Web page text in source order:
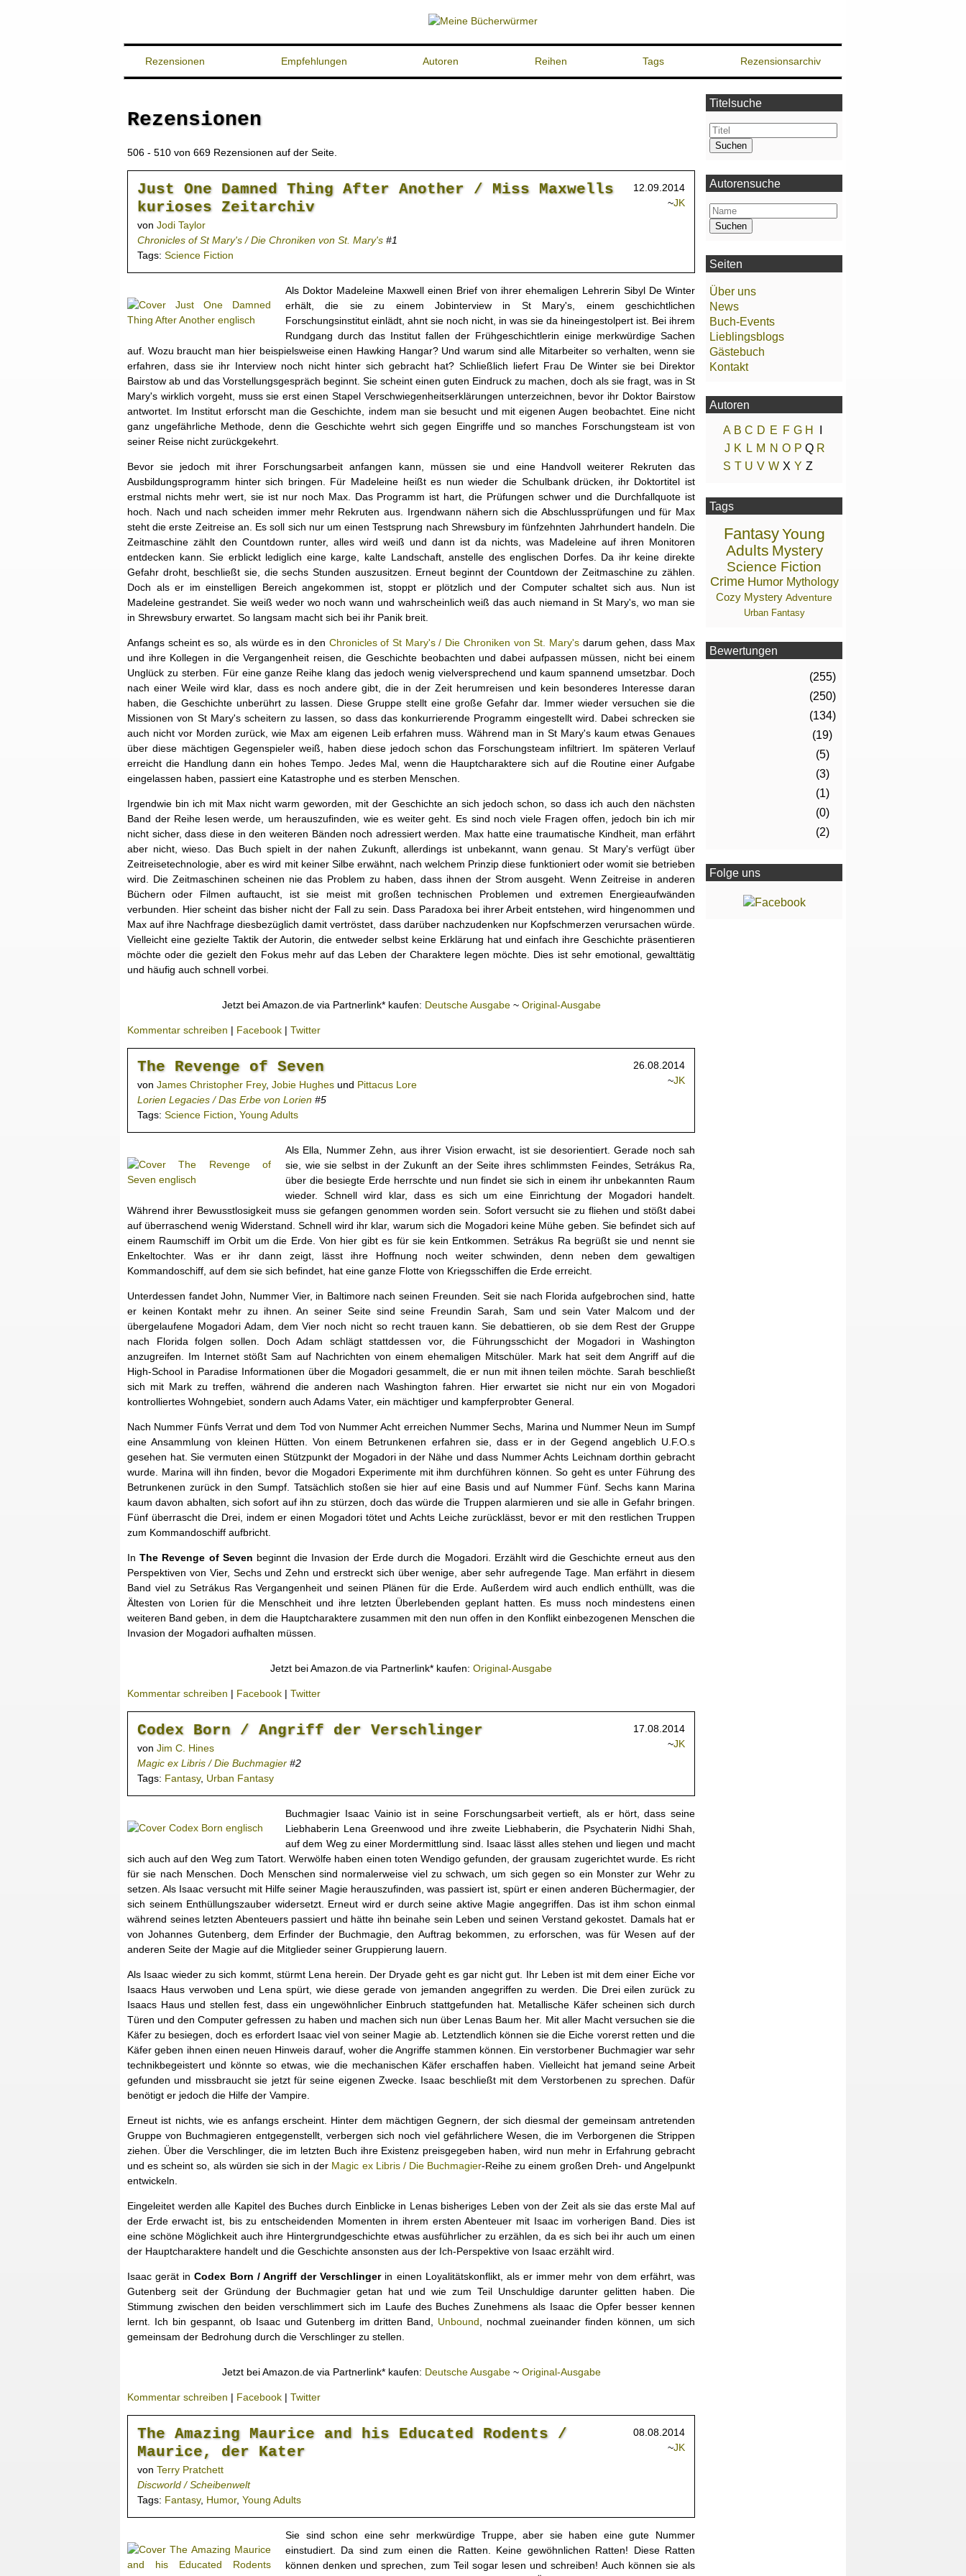
Rezensionen Empfehlungen Autoren Reihen Tags Rezensionsarchiv
Rezensionen
506 - 510 von 669 Rezensionen auf der Seite.
Just One Damned Thing After Another / Miss Maxwells
kurioses Zeitarchiv
von Jodi Taylor
Chronicles of St Mary's / Die Chroniken von St. Mary's #1
Tags: Science Fiction
12.09.2014
~JK
Als Doktor Madeleine Maxwell einen Brief von ihrer ehemaligen Lehrerin Sibyl De Winter
erhält, die sie zu einem Jobinterview in St Mary's, einem geschichtlichen
Forschungsinstitut einlädt, ahnt sie noch nicht, in was sie da hineingestolpert ist. Bei ihrem
Rundgang durch das Institut fallen der Frühgeschichtlerin einige merkwürdige Sachen
auf. Wozu braucht man hier beispielsweise einen Hawking Hangar? Und warum sind alle Mitarbeiter so verhalten, wenn sie
erfahren, dass sie ihr Interview noch nicht hinter sich gebracht hat? Schließlich liefert Frau De Winter sie bei Direktor
Bairstow ab und das Vorstellungsgespräch beginnt. Sie scheint einen guten Eindruck zu machen, doch als sie fragt, was in St
Mary's wirklich vorgeht, muss sie erst einen Stapel Verschwiegenheitserklärungen unterzeichnen, bevor ihr Doktor Bairstow
antwortet. Im Institut erforscht man die Geschichte, indem man sie besucht und mit eigenen Augen beobachtet. Eine nicht
ganz ungefährliche Methode, denn die Geschichte wehrt sich gegen Eingriffe und so manches Forschungsteam ist von
seiner Reise nicht zurückgekehrt.
Bevor sie jedoch mit ihrer Forschungsarbeit anfangen kann, müssen sie und eine Handvoll weiterer Rekruten das
Ausbildungsprogramm hinter sich bringen. Für Madeleine heißt es nun wieder die Schulbank drücken, ihr Doktortitel ist
erstmal nichts mehr wert, sie ist nur noch Max. Das Programm ist hart, die Prüfungen schwer und die Durchfallquote ist
hoch. Nach und nach scheiden immer mehr Rekruten aus. Irgendwann nähern sich die Abschlussprüfungen und für Max
steht die erste Zeitreise an. Es soll sich nur um einen Testsprung nach Shrewsbury im fünfzehnten Jahrhundert handeln. Die
Zeitmaschine zählt den Countdown runter, alles wird weiß und dann ist da nichts, was Madeleine auf ihren Monitoren
entdecken kann. Sie erblickt lediglich eine karge, kalte Landschaft, anstelle des englischen Dorfes. Da ihr keine direkte
Gefahr droht, beschließt sie, die sechs Stunden auszusitzen. Erneut beginnt der Countdown der Zeitmaschine zu zählen.
Doch als er im einstelligen Bereich angekommen ist, stoppt er plötzlich und der Computer schaltet sich aus. Nun ist
Madeleine gestrandet. Sie weiß weder wo noch wann und wahrscheinlich weiß das auch niemand in St Mary's, wo man sie
in Shrewsbury erwartet. So langsam macht sich bei ihr Panik breit.
Anfangs scheint es so, als würde es in den Chronicles of St Mary's / Die Chroniken von St. Mary's darum gehen, dass Max
und ihre Kollegen in die Vergangenheit reisen, die Geschichte beobachten und dabei aufpassen müssen, nicht bei einem
Unglück zu sterben. Für eine ganze Reihe klang das jedoch wenig vielversprechend und kaum spannend umsetzbar. Doch
nach einer Weile wird klar, dass es noch andere gibt, die in der Zeit herumreisen und kein besonderes Interesse daran
haben, die Geschichte unberührt zu lassen. Diese Gruppe stellt eine große Gefahr dar. Immer wieder versuchen sie die
Missionen von St Mary's scheitern zu lassen, so dass das konkurrierende Programm eingestellt wird. Dabei schrecken sie
auch nicht vor Morden zurück, wie Max am eigenen Leib erfahren muss. Während man in St Mary's kaum etwas Genaues
über diese mächtigen Gegenspieler weiß, haben diese jedoch schon das Forschungsteam infiltriert. Im späteren Verlauf
erreicht die Handlung dann ein hohes Tempo. Jedes Mal, wenn die Hauptcharaktere sich auf die Routine einer Aufgabe
eingelassen haben, passiert eine Katastrophe und es sterben Menschen.
Irgendwie bin ich mit Max nicht warm geworden, mit der Geschichte an sich jedoch schon, so dass ich auch den nächsten
Band der Reihe lesen werde, um herauszufinden, wie es weiter geht. Es sind noch viele Fragen offen, jedoch bin ich mir
nicht sicher, dass diese in den weiteren Bänden noch adressiert werden. Max hatte eine traumatische Kindheit, man erfährt
aber nicht, wieso. Das Buch spielt in der nahen Zukunft, allerdings ist unbekannt, wann genau. St Mary's verfügt über
Zeitreisetechnologie, aber es wird mit keiner Silbe erwähnt, nach welchem Prinzip diese funktioniert oder womit sie betrieben
wird. Die Zeitmaschinen scheinen nie das Problem zu haben, dass ihnen der Strom ausgeht. Wenn Zeitreise in anderen
Büchern oder Filmen auftaucht, ist sie meist mit großen technischen Problemen und extremen Energieaufwänden
verbunden. Hier scheint das bisher nicht der Fall zu sein. Dass Paradoxa bei ihrer Arbeit entstehen, wird hingenommen und
Max auf ihre Nachfrage diesbezüglich damit vertröstet, dass darüber nachzudenken nur Kopfschmerzen verursachen würde.
Vielleicht eine gezielte Taktik der Autorin, die entweder selbst keine Erklärung hat und einfach ihre Geschichte präsentieren
möchte oder die gezielt den Fokus mehr auf das Leben der Charaktere legen möchte. Dies ist sehr emotional, gewalttätig
und häufig auch schnell vorbei.
Jetzt bei Amazon.de via Partnerlink* kaufen: Deutsche Ausgabe~ Original-Ausgabe
Kommentar schreiben | Facebook | Twitter
The Revenge of Seven
von James Christopher Frey, Jobie Hughes und Pittacus Lore
Lorien Legacies / Das Erbe von Lorien #5
Tags: Science Fiction Young Adults
26.08.2014
~JK
Als Ella, Nummer Zehn, aus ihrer Vision erwacht, ist sie desorientiert. Gerade noch sah
sie, wie sie selbst in der Zukunft an der Seite ihres schlimmsten Feindes, Setrákus Ra,
über die besiegte Erde herrschte und nun findet sie sich in einem ihr unbekannten Raum
wieder. Schnell wird klar, dass es sich um eine Einrichtung der Mogadori handelt.
Während ihrer Bewusstlosigkeit muss sie gefangen genommen worden sein. Sofort versucht sie zu fliehen und stößt dabei
auf überraschend wenig Widerstand. Schnell wird ihr klar, warum sich die Mogadori keine Mühe geben. Sie befindet sich auf
einem Raumschiff im Orbit um die Erde. Von hier gibt es für sie kein Entkommen. Setrákus Ra begrüßt sie und nennt sie
Enkeltochter. Was er ihr dann zeigt, lässt ihre Hoffnung noch weiter schwinden, denn neben dem gewaltigen
Kommandoschiff, auf dem sie sich befindet, hat eine ganze Flotte von Kriegsschiffen die Erde erreicht.
Unterdessen fandet John, Nummer Vier, in Baltimore nach seinen Freunden. Seit sie nach Florida aufgebrochen sind, hatte
er keinen Kontakt mehr zu ihnen. An seiner Seite sind seine Freundin Sarah, Sam und sein Vater Malcom und der
übergelaufene Mogadori Adam, dem Vier noch nicht so recht trauen kann. Sie debattieren, ob sie dem Rest der Gruppe
nach Florida folgen sollen. Doch Adam schlägt stattdessen vor, die Führungsschicht der Mogadori in Washington
anzugreifen. Im Internet stößt Sam auf Nachrichten von einem ehemaligen Mitschüler. Mark hat seit dem Angriff auf die
High-School in Paradise Informationen über die Mogadori gesammelt, die er nun mit ihnen teilen möchte. Sarah beschließt
sich mit Mark zu treffen, während die anderen nach Washington fahren. Hier erwartet sie nicht nur ein von Mogadori
kontrolliertes Wohngebiet, sondern auch Adams Vater, ein mächtiger und kampferprobter General.
Nach Nummer Fünfs Verrat und dem Tod von Nummer Acht erreichen Nummer Sechs, Marina und Nummer Neun im Sumpf
eine Ansammlung von kleinen Hütten. Von einem Betrunkenen erfahren sie, dass er in der Gegend angeblich U.F.O.s
gesehen hat. Sie vermuten einen Stützpunkt der Mogadori in der Nähe und dass Nummer Achts Leichnam dorthin gebracht
wurde. Marina will ihn finden, bevor die Mogadori Experimente mit ihm durchführen können. So geht es unter Führung des
Betrunkenen zurück in den Sumpf. Tatsächlich stoßen sie hier auf eine Basis und auf Nummer Fünf. Sechs kann Marina
kaum davon abhalten, sich sofort auf ihn zu stürzen, doch das würde die Truppen alarmieren und sie alle in Gefahr bringen.
Fünf überrascht die Drei, indem er einen Mogadori tötet und Achts Leiche zurücklässt, bevor er mit den restlichen Truppen
zum Kommandoschiff aufbricht.
InThe Revenge of Seven beginnt die Invasion der Erde durch die Mogadori. Erzählt wird die Geschichte erneut aus den
Perspektiven von Vier, Sechs und Zehn und erstreckt sich über wenige, aber sehr aufregende Tage. Man erfährt in diesem
Band viel zu Setrákus Ras Vergangenheit und seinen Plänen für die Erde. Außerdem wird auch endlich enthüllt, was die
Ältesten von Lorien für die Menschheit und ihre letzten Überlebenden geplant hatten. Es muss noch mindestens einen
weiteren Band geben, in dem die Hauptcharaktere zusammen mit den nun offen in den Konflikt einbezogenen Menschen die
Invasion der Mogadori aufhalten müssen.
Jetzt bei Amazon.de via Partnerlink* kaufen: Original-Ausgabe
Kommentar schreiben | Facebook | Twitter
Codex Born / Angriff der Verschlinger
von Jim C. Hines
Magic ex Libris / Die Buchmagier #2
Tags: Fantasy, Urban Fantasy
17.08.2014
~JK
Buchmagier Isaac Vainio ist in seine Forschungsarbeit vertieft, als er hört, dass seine
Liebhaberin Lena Greenwood und ihre zweite Liebhaberin, die Psychaterin Nidhi Shah,
auf dem Weg zu einer Mordermittlung sind. Isaac lässt alles stehen und liegen und macht
sich auch auf den Weg zum Tatort. Werwölfe haben einen toten Wendigo gefunden, der grausam zugerichtet wurde. Es richt
für sie nach Menschen. Doch Menschen sind normalerweise viel zu schwach, um sich gegen so ein Monster zur Wehr zu
setzen. Als Isaac versucht mit Hilfe seiner Magie herauszufinden, was passiert ist, spürt er einen anderen Büchermagier, der
sich seinem Enthüllungszauber widersetzt. Erneut wird er durch seine aktive Magie angegriffen. Das ist ihm schon einmal
während seines letzten Abenteuers passiert und hätte ihn beinahe sein Leben und seinen Verstand gekostet. Damals hat er
von Johannes Gutenberg, dem Erfinder der Buchmagie, den Auftrag bekommen, zu erforschen, was für Wesen auf der
anderen Seite der Magie auf die Mitglieder seiner Gruppierung lauern.
Als Isaac wieder zu sich kommt, stürmt Lena herein. Der Dryade geht es gar nicht gut. Ihr Leben ist mit dem einer Eiche vor
Isaacs Haus verwoben und Lena spürt, wie diese gerade von jemanden angegriffen zu werden. Die Drei eilen zurück zu
Isaacs Haus und stellen fest, dass ein ungewöhnlicher Einbruch stattgefunden hat. Metallische Käfer scheinen sich durch
Türen und den Computer gefressen zu haben und machen sich nun über Lenas Baum her. Mit aller Macht versuchen sie die
Käfer zu besiegen, doch es erfordert Isaac viel von seiner Magie ab. Letztendlich können sie die Eiche vorerst retten und die
Käfer geben ihnen einen neuen Hinweis darauf, woher die Angriffe stammen können. Ein verstorbener Buchmagier war sehr
technikbegeistert und könnte so etwas, wie die mechanischen Käfer erschaffen haben. Vielleicht hat jemand seine Arbeit
gefunden und missbraucht sie jetzt für seine eigenen Zwecke. Isaac beschließt mit dem Verstorbenen zu sprechen. Dafür
benötigt er jedoch die Hilfe der Vampire.
Erneut ist nichts, wie es anfangs erscheint. Hinter dem mächtigen Gegnern, der sich diesmal der gemeinsam antretenden
Gruppe von Buchmagieren entgegenstellt, verbergen sich noch viel gefährlichere Wesen, die im Verborgenen die Strippen
ziehen. Über die Verschlinger, die im letzten Buch ihre Existenz preisgegeben haben, wird nun mehr in Erfahrung gebracht
und es scheint so, als würden sie sich in der Magic ex Libris / Die Buchmagier-Reihe zu einem großen Dreh- und Angelpunkt
entwickeln.
Eingeleitet werden alle Kapitel des Buches durch Einblicke in Lenas bisheriges Leben von der Zeit als sie das erste Mal auf
der Erde erwacht ist, bis zu entscheidenden Momenten in ihrem ersten Abenteuer mit Isaac im vorherigen Band. Dies ist
eine schöne Möglichkeit auch ihre Hintergrundgeschichte etwas ausführlicher zu erzählen, da es sich bei ihr auch um einen
der Hauptcharaktere handelt und die Geschichte ansonsten aus der Ich-Perspektive von Isaac erzählt wird.
Isaac gerät inCodex Born / Angriff der Verschlingerin einen Loyalitätskonflikt, als er immer mehr von dem erfährt, was
Gutenberg seit der Gründung der Buchmagier getan hat und wie zum Teil Unschuldige darunter gelitten haben. Die
Stimmung zwischen den beiden verschlimmert sich im Laufe des Buches Zunehmens als Isaac die Opfer besser kennen
lernt. Ich bin gespannt, ob Isaac und Gutenberg im dritten Band, Unbound , nochmal zueinander finden können, um sich
gemeinsam der Bedrohung durch die Verschlinger zu stellen.
Jetzt bei Amazon.de via Partnerlink* kaufen: Deutsche Ausgabe~ Original-Ausgabe
Kommentar schreiben | Facebook | Twitter
The Amazing Maurice and his Educated Rodents /
Maurice, der Kater
von Terry Pratchett
Discworld / Scheibenwelt
Tags: Fantasy, Humor, Young Adults
08.08.2014
~JK
Sie sind schon eine sehr merkwürdige Truppe, aber sie haben eine gute Nummer
einstudiert. Da sind zum einen die Ratten. Keine gewöhnlichen Ratten! Diese Ratten
können denken und sprechen, zum Teil sogar lesen und schreiben! Auch können sie als
Titelsuche
Autorensuche
Seiten
Über uns
News
Buch-Events
Lieblingsblogs
Gästebuch
Kontakt
Autoren
A B C D E F G H
J K L M N O P Q R
S T U V W X Y Z
Tags
FantasyYoung
Adults Mystery
Science Fiction
Crime Humor Mythology
Cozy Mystery Adventure
Urban Fantasy
Bewertungen
(255)
(250)
(134)
(19)
(5)
(3)
(1)
(0)
(2)
Folge uns